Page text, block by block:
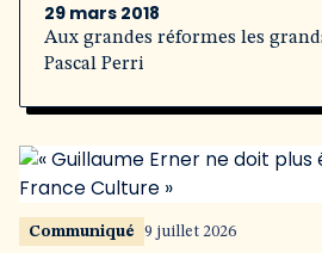
29 mars 2018
Aux grandes réformes les
Pascal Perri
Communiqué 9 juillet 2026